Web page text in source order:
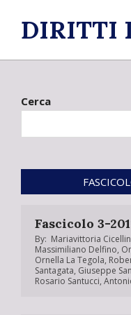
DIRITTI
Cerca
Fascicolo 3-
By: Mariavittoria Cicellin
Massimiliano Delfino,
Ornella La Tegola,
Santagata, Giuseppe
Rosario Santucci,